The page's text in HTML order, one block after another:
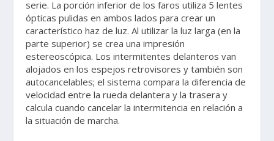
serie. La porción inferior de los faros utiliza 5 lentes
ópticas pulidas en ambos lados para crear un
característico haz de luz. Al utilizar la luz larga (en la
parte superior) se crea una impresión
estereoscópica. Los intermitentes delanteros van
alojados en los espejos retrovisores y también son
autocancelables; el sistema compara la diferencia de
velocidad entre la rueda delantera y la trasera y
calcula cuando cancelar la intermitencia en relación a
la situación de marcha.